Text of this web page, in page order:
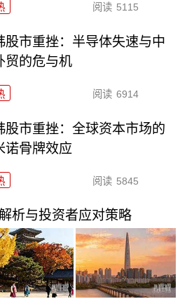
阅读 5115
股市重挫：半导体失速与中
贸的危与机
阅读 6914
股市重挫：全球资本市场的
诺骨牌效应
阅读 5845
析与投资者应对策略